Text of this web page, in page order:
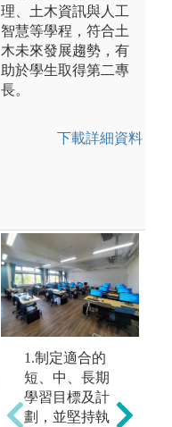
理、土木資訊與人工
智慧等學程，符合土
木未來發展趨勢，有
助於學生取得第二專
長。
下載詳細資料
2. 專題實驗與
實作：學生於
實驗室進行相
關實驗，並在
1.制定適合的
短、中、長期
學習目標及計
劃，並堅持執